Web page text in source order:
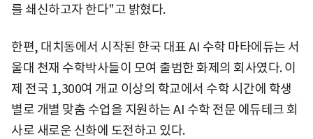
를 쇄신하고자 한다"고 밝혔다.
한편, 대치동에서 시작된 한국 대표 AI 수학 마타에듀는 서
울대 천재 수학박사들이 모여 출범한 화제의 회사였다. 이
제 전국 1,300여 개교 이상의 학교에서 수학 시간에 학생
별로 개별 맞춤 수업을 지원하는 AI 수학 전문 에듀테크 회
사로 새로운 신화에 도전하고 있다.